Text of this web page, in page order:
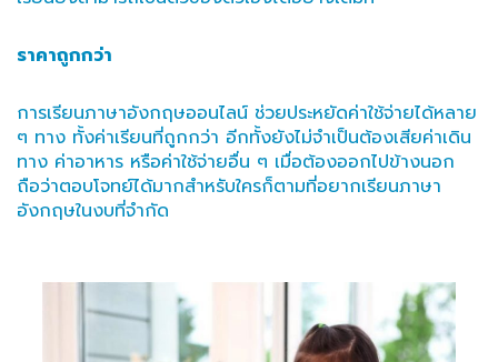
ราคาถูกกว่า
การเรียนภาษาอังกฤษออนไลน์ ช่วยประหยัดค่าใช้จ่ายได้หลาย
ๆ ทาง ทั้งค่าเรียนที่ถูกกว่า อีกทั้งยังไม่จำเป็นต้องเสียค่าเดิน
ทาง ค่าอาหาร หรือค่าใช้จ่ายอื่น ๆ เมื่อต้องออกไปข้างนอก
ถือว่าตอบโจทย์ได้มากสำหรับใครก็ตามที่อยากเรียนภาษา
อังกฤษในงบที่จำกัด